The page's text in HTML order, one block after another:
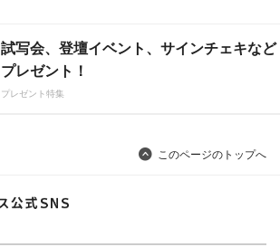
試写会、登壇イベント、サインチェキなど
プレゼント！
プレゼント特集
このページのトップへ